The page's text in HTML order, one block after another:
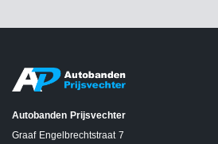
Autobanden Prijsvechter
Graaf Engelbrechtstraat 7